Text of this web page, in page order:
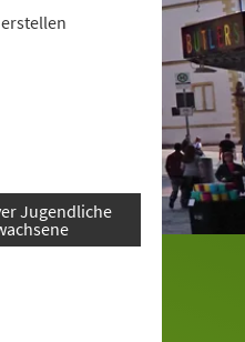
Jugendliche